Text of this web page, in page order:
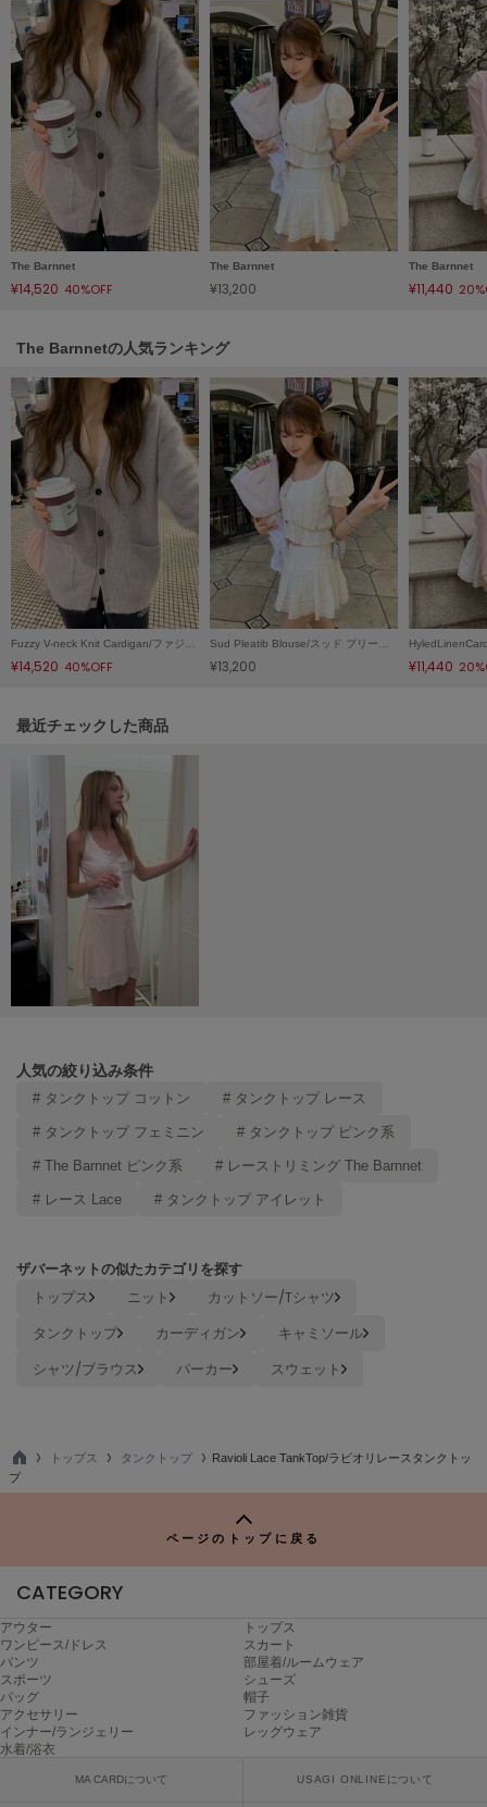
ミュシャ
NEW Balance
ニューバランス
nezu
ネズ
NIKE
ナイキ
ナウンス
null.
ヌル
On
オン
Onitsuka Tiger
オニツカ タイガー
ORGUE
オルグ
ORR
オル
PATRICK
Philly chocolate
フィリーチョコレート
poláura
ポローラ
PUMA
プーマ
Reebok
SALOMON
サロモン
sanrio house
SHAKA
スニーカーズ バイ エミ
SNIDEL
スナイデル
ソフェル
SOMEWHERE BUTTER.
サムウェアバター
SORIN
ソリン
The Barnnet
¥14,520 40%OFF
The Barnnet
¥13,200
The Barnnet
¥11,440
The Barnnetの人気ランキング
¥14,520 40%OFF ¥13,200 ¥11,440
関連記事
最近チェックした商品
人気の絞り込み条件
# タンクトップ コットン # タンクトップ レース
# タンクトップ フェミニン # タンクトップ ピンク系
# The Barnnet ピンク系 # レーストリミング The Barnnet
# レース Lace # タンクトップ アイレット
ザバーネットの似たカテゴリを探す
トップス ニット
カットソー/Tシャツ
タンクトップ
カーディガン
キャミソール
シャツ/ブラウス
パーカー スウェット
TO
P
トップス タンクトップ
Ravioli Lace TankTop/ラビオリレースタンクトッ
プ
ページのトップに戻る
CATEGORY
アウター
トップス
ワンピース/ドレス
スカート
パンツ
部屋着/ルームウェア
スポーツ
シューズ
バッグ
帽子
アクセサリー
ファッション雑貨
インナー/ランジェリー
レッグウェア
水着/浴衣
MA CARDについて USAGI ONLINEについて